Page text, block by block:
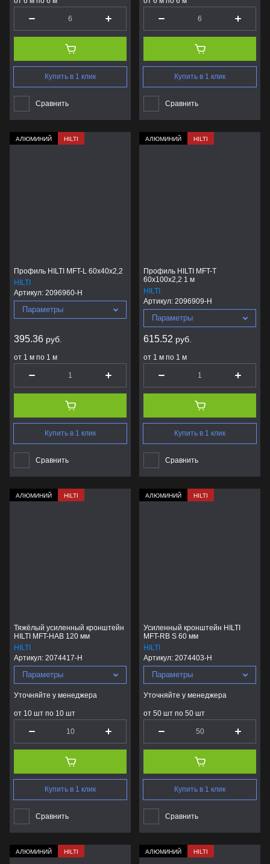
Купить в 1 клик
Сравнить
Купить в 1 клик
Сравнить
АЛЮМИНИЙ HILTI
Профиль HILTI MFT-L 60x40x2,2
HILTI
Артикул: 2096960-H
Параметры
395.36 руб.
от 1 м по 1 м
Купить в 1 клик
Сравнить
АЛЮМИНИЙ HILTI
Профиль HILTI MFT-T
60x100x2,2 1 м
HILTI
Артикул: 2096909-H
Параметры
615.52 руб.
от 1 м по 1 м
Купить в 1 клик
Сравнить
АЛЮМИНИЙ HILTI
Тяжёлый усиленный кронштейн
HILTI MFT-HAB 120 мм
HILTI
Артикул: 2074417-H
Параметры
Уточняйте у менеджера
от 10 шт по 10 шт
Купить в 1 клик
Сравнить
АЛЮМИНИЙ HILTI
Усиленный кронштейн HILTI
MFT-RB S 60 мм
HILTI
Артикул: 2074403-H
Параметры
Уточняйте у менеджера
от 50 шт по 50 шт
Купить в 1 клик
Сравнить
АЛЮМИНИЙ HILTI АЛЮМИНИЙ HILTI